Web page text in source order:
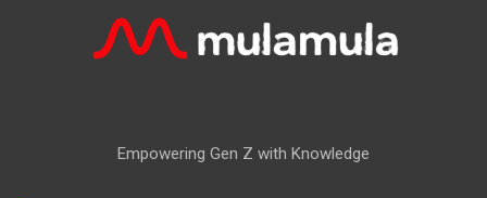
Empowering Gen Z with Knowledge